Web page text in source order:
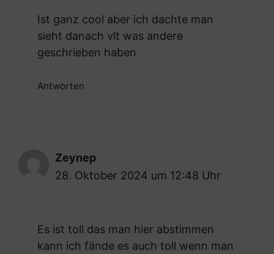
Ist ganz cool aber ich dachte man
sieht danach vlt was andere
geschrieben haben
Antworten
Zeynep
28. Oktober 2024 um 12:48 Uhr
Es ist toll das man hier abstimmen
kann ich fände es auch toll wenn man